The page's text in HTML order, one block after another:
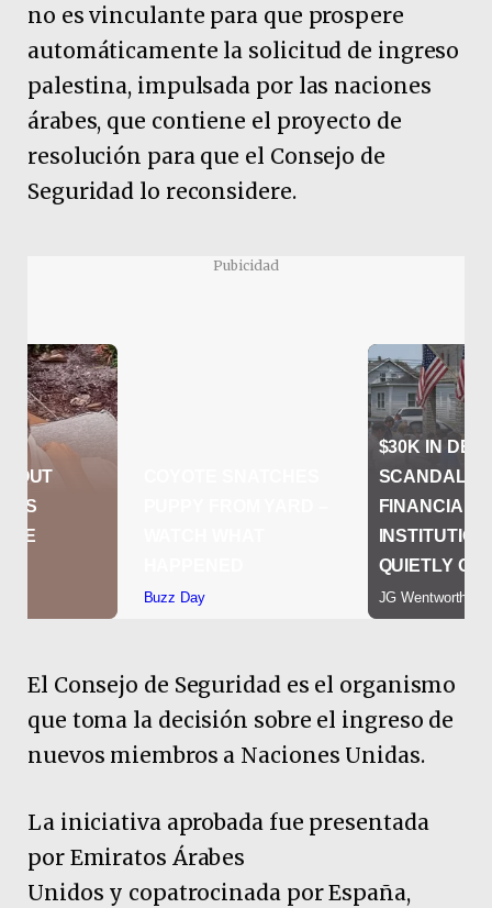
no es vinculante para que prospere
automáticamente la solicitud de ingreso
palestina, impulsada por las naciones
árabes, que contiene el proyecto de
resolución para que el Consejo de
Seguridad lo reconsidere.
Pubicidad
El Consejo de Seguridad es el organismo
que toma la decisión sobre el ingreso de
nuevos miembros a Naciones Unidas.
La iniciativa aprobada fue presentada
por Emiratos Árabes
Unidos y copatrocinada por España,